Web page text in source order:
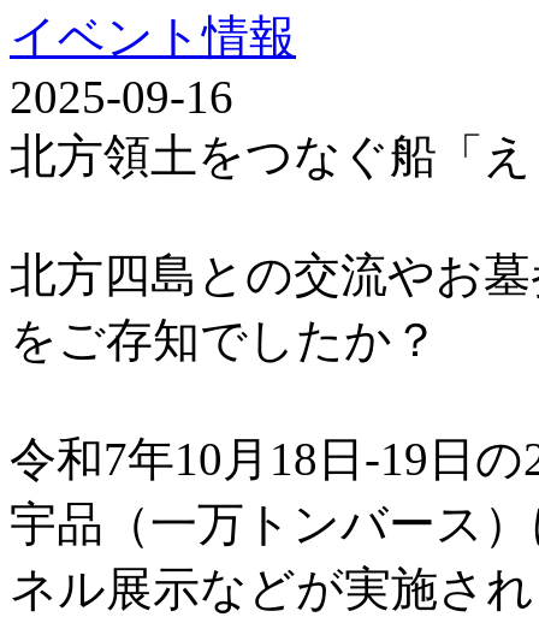
イベント情報
2025-09-16
北方領土をつなぐ船「
北方四島との交流やお
をご存知でしたか？
令和7年10月18日-19日の
宇品（一万トンバース
ネル展示などが実施さ